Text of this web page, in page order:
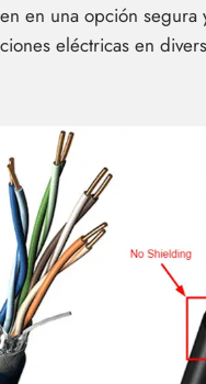
en una opción segura
eléctricas en